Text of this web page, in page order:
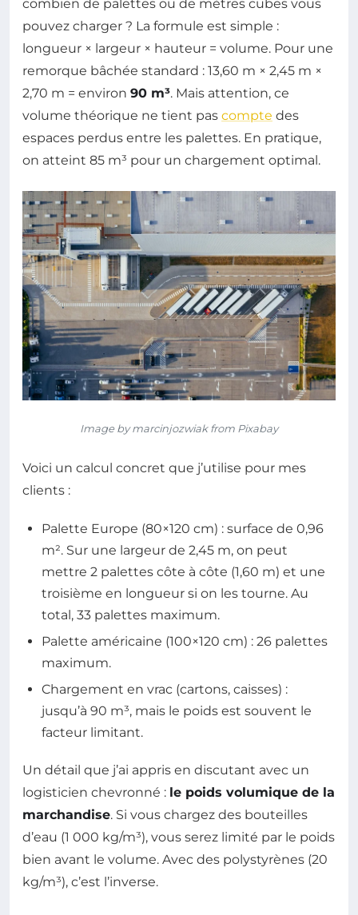
combien de palettes ou de mètres cubes vous
pouvez charger ? La formule est simple :
longueur × largeur × hauteur = volume. Pour une
remorque bâchée standard : 13,60 m × 2,45 m ×
2,70 m = environ 90 m³. Mais attention, ce
volume théorique ne tient pas compte des
espaces perdus entre les palettes. En pratique,
on atteint 85 m³ pour un chargement optimal.
Image by marcinjozwiak from Pixabay
Voici un calcul concret que j’utilise pour mes
clients :
Palette Europe (80×120 cm) : surface de 0,96
m². Sur une largeur de 2,45 m, on peut
mettre 2 palettes côte à côte (1,60 m) et une
troisième en longueur si on les tourne. Au
total, 33 palettes maximum.
Palette américaine (100×120 cm) : 26 palettes
maximum.
Chargement en vrac (cartons, caisses) :
jusqu’à 90 m³, mais le poids est souvent le
facteur limitant.
Un détail que j’ai appris en discutant avec un
logisticien chevronné : le poids volumique de la
marchandise. Si vous chargez des bouteilles
d’eau (1 000 kg/m³), vous serez limité par le poids
bien avant le volume. Avec des polystyrènes (20
kg/m³), c’est l’inverse.